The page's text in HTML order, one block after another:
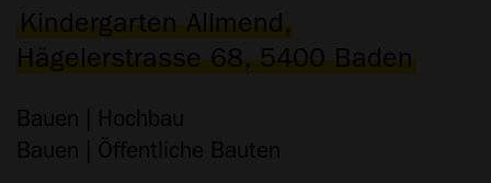
Kindergarten Allmend,
Hägelerstrasse 68, 5400 Baden
Bauen | Hochbau
Bauen | Öffentliche Bauten